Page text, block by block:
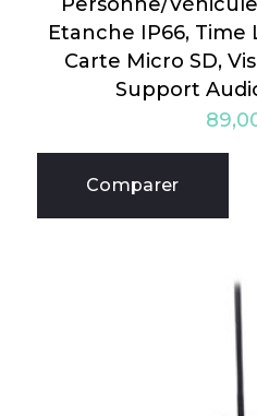
Etanche IP66,
Carte Micro SD,
Support
Comparer